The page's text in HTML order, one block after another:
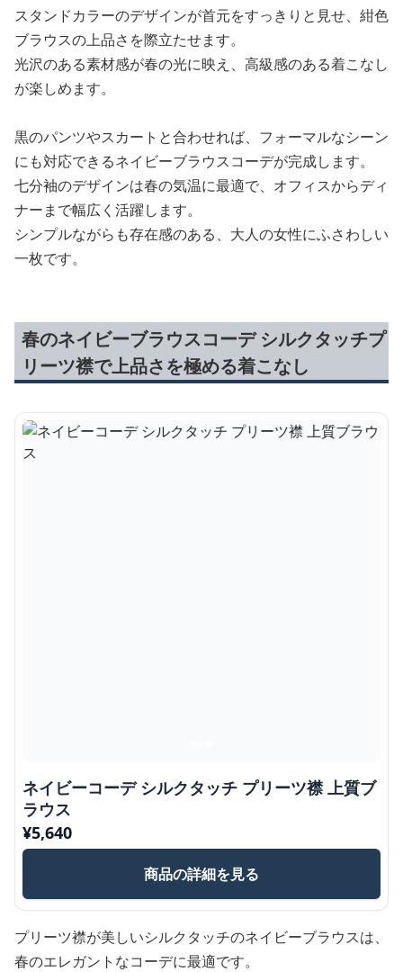
スタンドカラーのデザインが首元をすっきりと見せ、紺色
ブラウスの上品さを際立たせます。
光沢のある素材感が春の光に映え、高級感のある着こなし
が楽しめます。
黒のパンツやスカートと合わせれば、フォーマルなシーン
にも対応できるネイビーブラウスコーデが完成します。
七分袖のデザインは春の気温に最適で、オフィスからディ
ナーまで幅広く活躍します。
シンプルながらも存在感のある、大人の女性にふさわしい
一枚です。
春のネイビーブラウスコーデ シルクタッチプ
リーツ襟で上品さを極める着こなし
ネイビーコーデ シルクタッチ プリーツ襟 上質ブ
ラウス
¥5,640
商品の詳細を見る
プリーツ襟が美しいシルクタッチのネイビーブラウスは、
春のエレガントなコーデに最適です。